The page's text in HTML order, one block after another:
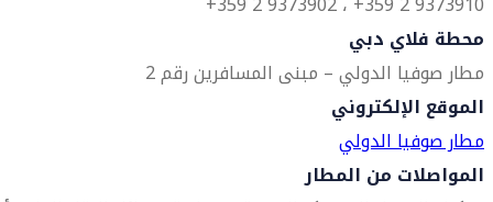
محطة فلاي دبي
مطار صوفيا الدولي – مبنى المسافرين رقم 2
الموقع الإلكتروني
مطار صوفيا الدولي
المواصلات من المطار